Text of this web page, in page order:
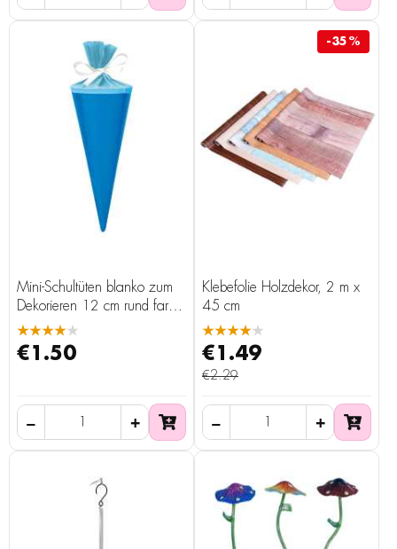
Mini-Schultüten blanko zum
Dekorieren 12 cm rund farbig
6er
★★★★★
€1.50
Klebefolie Holzdekor, 2 m x
45 cm
★★★★★
€1.49
€2.29
-35%